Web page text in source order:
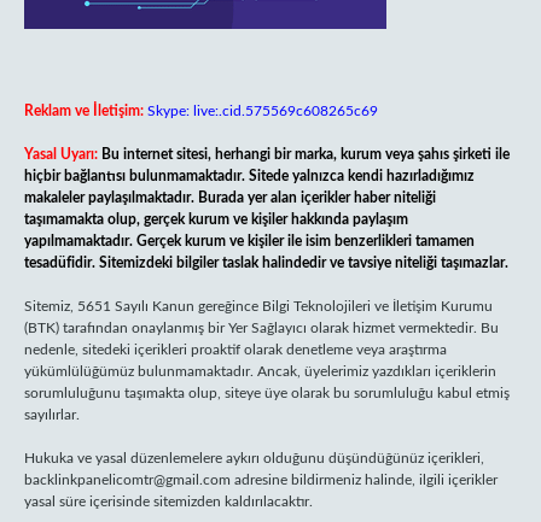
Reklam ve İletişim: Skype: live:.cid.575569c608265c69
Yasal Uyarı: Bu internet sitesi, herhangi bir marka, kurum veya şahıs şirketi ile
hiçbir bağlantısı bulunmamaktadır. Sitede yalnızca kendi hazırladığımız
makaleler paylaşılmaktadır. Burada yer alan içerikler haber niteliği
taşımamakta olup, gerçek kurum ve kişiler hakkında paylaşım
yapılmamaktadır. Gerçek kurum ve kişiler ile isim benzerlikleri tamamen
tesadüfidir. Sitemizdeki bilgiler taslak halindedir ve tavsiye niteliği taşımazlar.
Sitemiz, 5651 Sayılı Kanun gereğince Bilgi Teknolojileri ve İletişim Kurumu
(BTK) tarafından onaylanmış bir Yer Sağlayıcı olarak hizmet vermektedir. Bu
nedenle, sitedeki içerikleri proaktif olarak denetleme veya araştırma
yükümlülüğümüz bulunmamaktadır. Ancak, üyelerimiz yazdıkları içeriklerin
sorumluluğunu taşımakta olup, siteye üye olarak bu sorumluluğu kabul etmiş
sayılırlar.
Hukuka ve yasal düzenlemelere aykırı olduğunu düşündüğünüz içerikleri,
backlinkpanelicomtr@gmail.com adresine bildirmeniz halinde, ilgili içerikler
yasal süre içerisinde sitemizden kaldırılacaktır.